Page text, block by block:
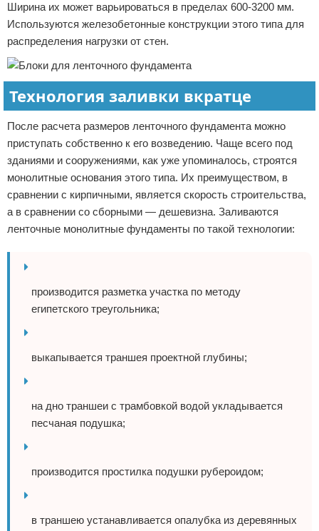
Ширина их может варьироваться в пределах 600-3200 мм.
Используются железобетонные конструкции этого типа для
распределения нагрузки от стен.
Технология заливки вкратце
После расчета размеров ленточного фундамента можно
приступать собственно к его возведению. Чаще всего под
зданиями и сооружениями, как уже упоминалось, строятся
монолитные основания этого типа. Их преимуществом, в
сравнении с кирпичными, является скорость строительства,
а в сравнении со сборными — дешевизна. Заливаются
ленточные монолитные фундаменты по такой технологии:
производится разметка участка по методу
египетского треугольника;
выкапывается траншея проектной глубины;
на дно траншеи с трамбовкой водой укладывается
песчаная подушка;
производится простилка подушки рубероидом;
в траншею устанавливается опалубка из деревянных